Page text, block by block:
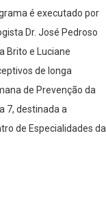
é executado por
Dr. José Pedroso
Brito e Luciane
de longa
de Prevenção da
7, destinada a
de Especialidades da